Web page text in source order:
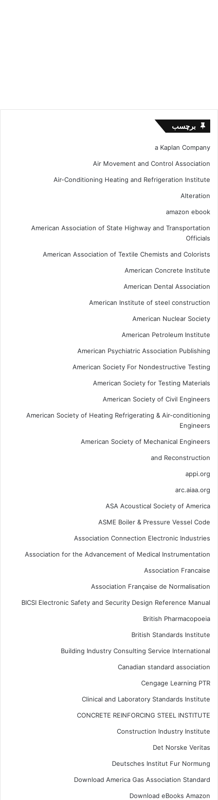
برچسب
a Kaplan Company
Air Movement and Control Association
Air-Conditioning Heating and Refrigeration Institute
Alteration
amazon ebook
American Association of State Highway and Transportation
Officials
American Association of Textile Chemists and Colorists
American Concrete Institute
American Dental Association
American Institute of steel construction
American Nuclear Society
American Petroleum Institute
American Psychiatric Association Publishing
American Society For Nondestructive Testing
American Society for Testing Materials
American Society of Civil Engineers
American Society of Heating Refrigerating & Air-conditioning
Engineers
American Society of Mechanical Engineers
and Reconstruction
appi.org
arc.aiaa.org
ASA Acoustical Society of America
ASME Boiler & Pressure Vessel Code
Association Connection Electronic Industries
Association for the Advancement of Medical Instrumentation
Association Francaise
Association Française de Normalisation
BICSI Electronic Safety and Security Design Reference Manual
British Pharmacopoeia
British Standards Institute
Building Industry Consulting Service International
Canadian standard association
Cengage Learning PTR
Clinical and Laboratory Standards Institute
CONCRETE REINFORCING STEEL INSTITUTE
Construction Industry Institute
Det Norske Veritas
Deutsches Institut Fur Normung
Download America Gas Association Standard
Download eBooks Amazon